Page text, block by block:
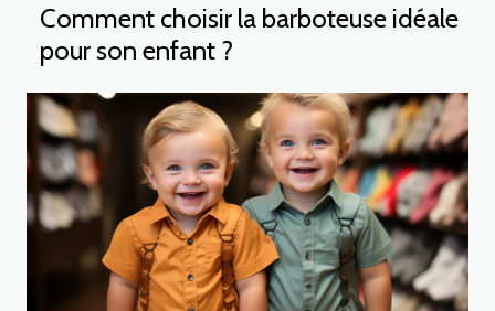
Comment choisir la barboteuse idéale
pour son enfant ?